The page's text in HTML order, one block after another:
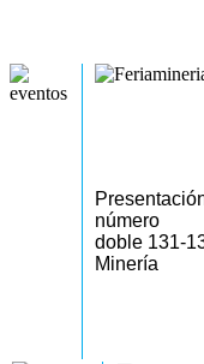
número
doble 131-
Minería